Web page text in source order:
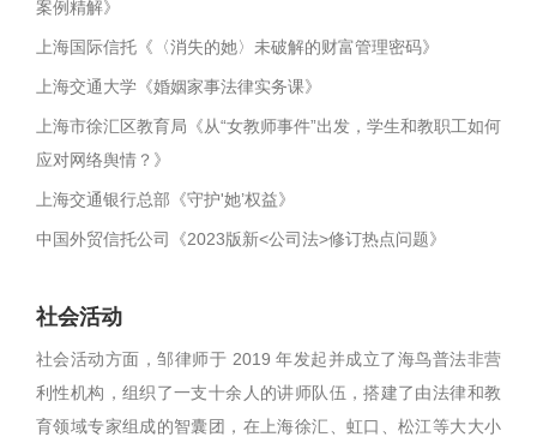
案例精解》
上海国际信托《〈消失的她〉未破解的财富管理密码》
上海交通大学《婚姻家事法律实务课》
上海市徐汇区教育局《从“女教师事件”出发，学生和教职工如何
应对网络舆情？》
上海交通银行总部《守护'她’权益》
中国外贸信托公司《2023版新<公司法>修订热点问题》
社会活动
社会活动方面，邹律师于 2019 年发起并成立了海鸟普法非营
利性机构，组织了一支十余人的讲师队伍，搭建了由法律和教
育领域专家组成的智囊团，在上海徐汇、虹口、松江等大大小